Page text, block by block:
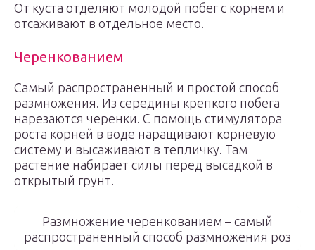
От куста отделяют молодой побег с корнем и
отсаживают в отдельное место.
Черенкованием
Самый распространенный и простой способ
размножения. Из середины крепкого побега
нарезаются черенки. С помощь стимулятора
роста корней в воде наращивают корневую
систему и высаживают в тепличку. Там
растение набирает силы перед высадкой в
открытый грунт.
Размножение черенкованием – самый
распространенный способ размножения роз